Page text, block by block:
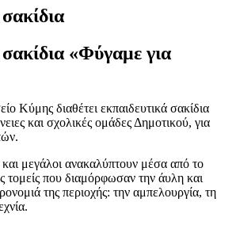
«Φύγαμε για
Κύμης διαθέτει εκπαιδευτικά σακίδια
και σχολικές ομάδες Δημοτικού, για
μεγάλοι ανακαλύπτουν μέσα από το
τομείς που διαμόρφωσαν την άυλη και
της περιοχής: την αμπελουργία, τη